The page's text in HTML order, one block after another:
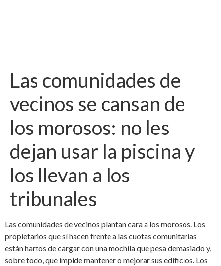
Las comunidades de
vecinos se cansan de
los morosos: no les
dejan usar la piscina y
los llevan a los
tribunales
Las comunidades de vecinos plantan cara a los morosos. Los
propietarios que sí hacen frente a las cuotas comunitarias
están hartos de cargar con una mochila que pesa demasiado y,
sobre todo, que impide mantener o mejorar sus edificios. Los